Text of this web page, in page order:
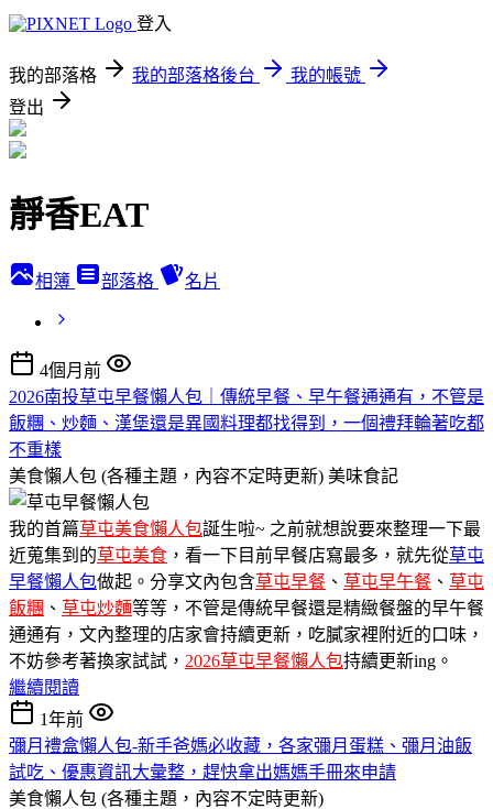
登入
我的部落格 我的部落格後台
我的帳號
登出
靜香EAT
相簿 部落格 名片
4個月前
2026南投草屯早餐懶人包｜傳統早餐、早午餐通通有，不管是
飯糰、炒麵、漢堡還是異國料理都找得到，一個禮拜輪著吃都
不重樣
美食懶人包 (各種主題，內容不定時更新) 美味食記
我的首篇草屯美食懶人包誕生啦~ 之前就想說要來整理一下最
近蒐集到的草屯美食 ，看一下目前早餐店寫最多，就先從草屯
早餐懶人包做起。分享文內包含草屯早餐 、 草屯早午餐 、 草屯
飯糰 、 草屯炒麵等等，不管是傳統早餐還是精緻餐盤的早午餐
通通有，文內整理的店家會持續更新，吃膩家裡附近的口味，
不妨參考著換家試試， 2026草屯早餐懶人包持續更新ing。
繼續閱讀
1年前
彌月禮盒懶人包-新手爸媽必收藏，各家彌月蛋糕、彌月油飯
試吃、優惠資訊大彙整，趕快拿出媽媽手冊來申請
美食懶人包 (各種主題，內容不定時更新)